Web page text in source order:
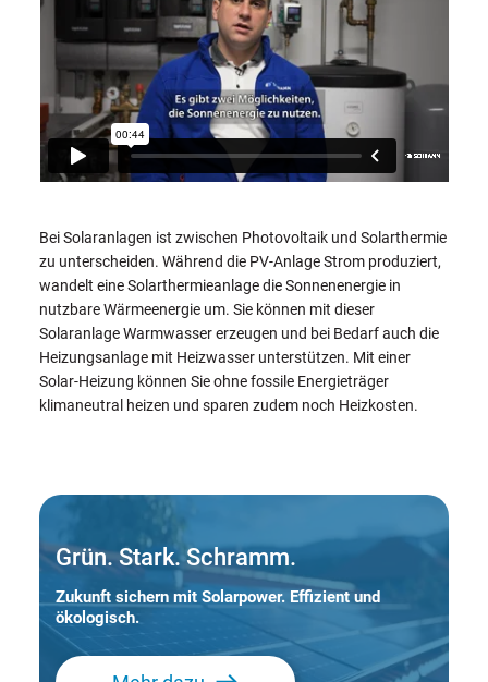
Bei Solaranlagen ist zwischen Photovoltaik und Solarthermie
zu unterscheiden. Während die PV-Anlage Strom produziert,
wandelt eine Solarthermieanlage die Sonnenenergie in
nutzbare Wärmeenergie um. Sie können mit dieser
Solaranlage Warmwasser erzeugen und bei Bedarf auch die
Heizungsanlage mit Heizwasser unterstützen. Mit einer
Solar-Heizung können Sie ohne fossile Energieträger
klimaneutral heizen und sparen zudem noch Heizkosten.
Grün. Stark. Schramm.
Zukunft sichern mit Solarpower. Effizient und
ökologisch.